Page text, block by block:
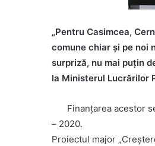
„Pentru Casimcea,
comune chiar şi pe noi
surpriză, nu mai puţin
la Ministerul Lucrărilor
Finanțarea acestor
– 2020.
Proiectul major